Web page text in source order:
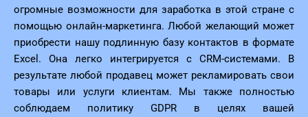
огромные возможности для заработка в этой стране с
помощью онлайн-маркетинга. Любой желающий может
приобрести нашу подлинную базу контактов в формате
Excel. Она легко интегрируется с CRM-системами. В
результате любой продавец может рекламировать свои
товары или услуги клиентам. Мы также полностью
соблюдаем политику GDPR в целях вашей